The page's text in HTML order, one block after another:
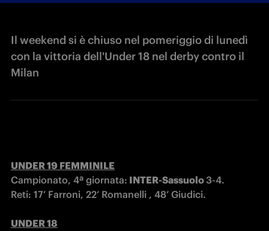
Il weekend si è chiuso nel pomeriggio di lunedì
con la vittoria dell'Under 18 nel derby contro il
Milan
UNDER 19 FEMMINILE
Campionato, 4ª giornata: INTER-Sassuolo 3-4.
Reti: 17’ Farroni, 22’ Romanelli , 48’ Giudici.
UNDER 18